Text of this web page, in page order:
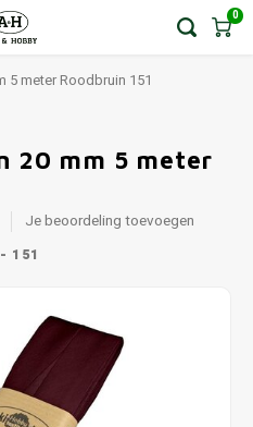
0
5 meter Roodbruin 151
20 mm 5 meter
Je beoordeling toevoegen
151